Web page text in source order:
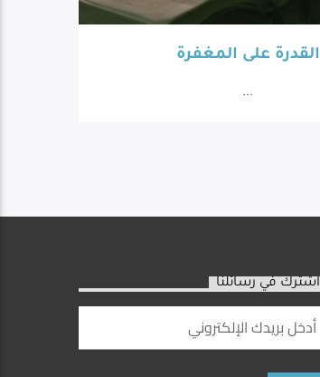
القدرة على المغفرة
...
اشترك في رسائلنا